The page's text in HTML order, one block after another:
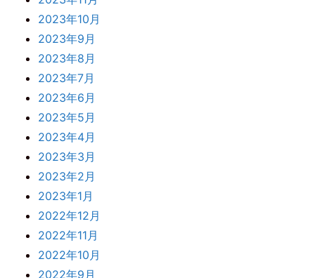
2023年10月
2023年9月
2023年8月
2023年7月
2023年6月
2023年5月
2023年4月
2023年3月
2023年2月
2023年1月
2022年12月
2022年11月
2022年10月
2022年9月